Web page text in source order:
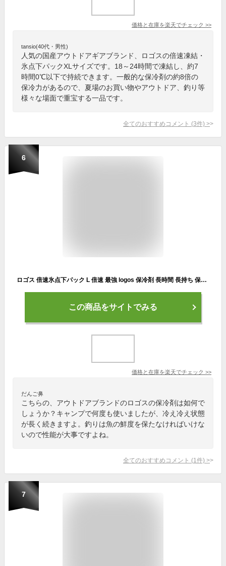
価格と在庫を楽天でチェック >>
tansio(40代・男性)
人気の国産アウトドアギアブランド、ロゴスの倍速凍結・
氷点下パックXLサイズです。18～24時間で凍結し、約7
時間0℃以下で持続できます。一般的な保冷剤の約8倍の
保冷力があるので、夏場のお買い物やアウトドア、釣り等
様々な場面で重宝する一品です。
全てのおすすめコメント (3件) >
6
ロゴス 倍速氷点下パック L 倍速 最強 logos 保冷剤 長時間 長持ち 保冷 日本製 抗菌 倍速凍結 凍結 人気 半透明 災害 天然素材 ピクニック アウトドア キャンプ レジャー おしゃれ アウトドア用品 キャンプ用品 81660641
この商品をサイトでみる
価格と在庫を楽天でチェック >>
だんご鼻
こちらの、アウトドアブランドのロゴスの保冷剤は如何で
しょうか？キャンプで何度も使いましたが、冷え冷え状態
が長く続きますよ。釣りは魚の鮮度を保たなければいけな
いので性能が大事ですよね。
全てのおすすめコメント (1 件) >
7